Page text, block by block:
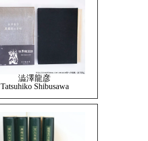
澁澤龍彦
Tatsuhiko Shibusawa